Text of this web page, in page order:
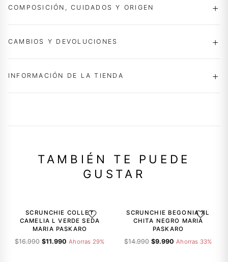
COMPOSICIÓN, CUIDADOS Y ORIGEN
CAMBIOS Y DEVOLUCIONES
INFORMACIÓN DE LA TIENDA
TAMBIÉN TE PUEDE
GUSTAR
AGREGAR A LA LISTA DE DESEOS
SCRUNCHIE COLLET
CAMELIA L VERDE SEDA
MARIA PASKARO
$16.990
El
$11.990
El
Ahorras 29%
AGREGAR
SCRUNCHIE BEGONIA XL
CHITA NEGRO MARIA
PASKARO
$14.990
El
$9.990
El Ahorras 33%